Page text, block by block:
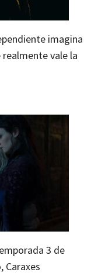
imagina
vale la
3 de
Caraxes